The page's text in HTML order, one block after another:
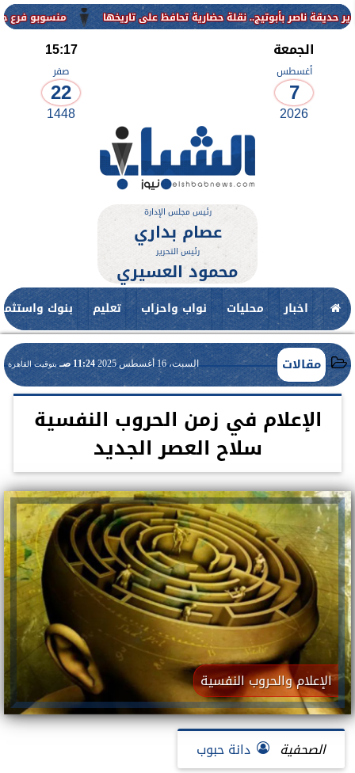
منسوبو فرع جامعة
الجمعة
أغسطس
7
2026
15:17
صفر
22
1448
رئيس مجلس الإدارة
عصام بداري
رئيس التحرير
محمود العسيري
اخبار محليات نواب واحزاب تعليم بنوك
مقالات السبت، 16 أغسطس 2025 11:24 صـ بتوقيت القاهرة
الإعلام في زمن الحروب النفسية
سلاح العصر الجديد
الإعلام والحروب النفسية
الصحفية دانة حبوب